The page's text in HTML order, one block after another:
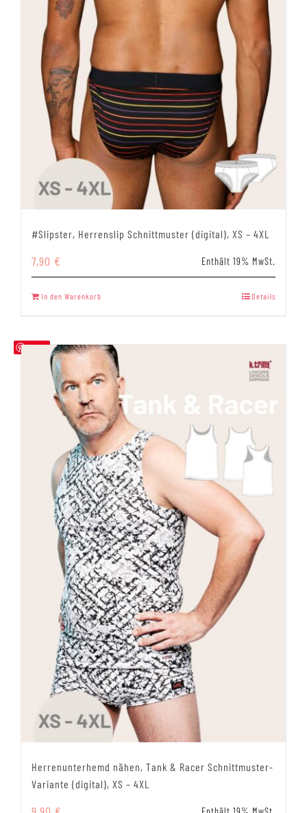
#Slipster, Herrenslip Schnittmuster (digital), XS – 4XL
7,90 € Enthält 19% MwSt.
In den Warenkorb Details
Save
Herrenunterhemd nähen, Tank & Racer Schnittmuster-
Variante (digital), XS – 4XL